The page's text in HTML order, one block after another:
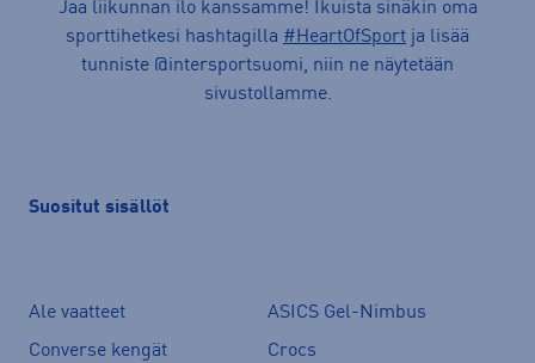
Jaa liikunnan ilo kanssamme! Ikuista sinäkin oma
sporttihetkesi hashtagilla #HeartOfSport ja lisää
tunniste @intersportsuomi, niin ne näytetään
sivustollamme.
Suositut sisällöt
Ale vaatteet
ASICS Gel-Nimbus
Converse kengät
Crocs